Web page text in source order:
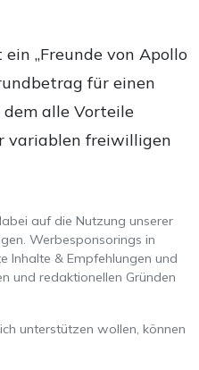
„Freunde von Apollo
für einen
dem alle Vorteile
variablen freiwilligen
auf die Nutzung unserer
Werbesponsorings in
Inhalte & Empfehlungen und
und redaktionellen Gründen
unterstützen wollen, können